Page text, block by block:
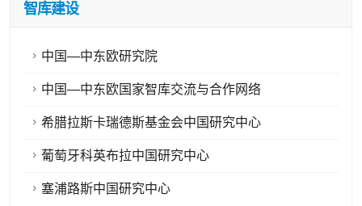
智库建设
中国—中东欧研究院
中国—中东欧国家智库交流与合作网络
希腊拉斯卡瑞德斯基金会中国研究中心
葡萄牙科英布拉中国研究中心
塞浦路斯中国研究中心